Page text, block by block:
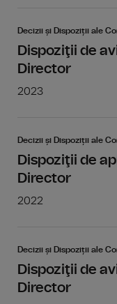
Decizii și Dispoziții ale
Dispoziţii de
Director
2023
Decizii și Dispoziții ale
Dispoziţii de
Director
2022
Decizii și Dispoziții ale
Dispoziţii de
Director